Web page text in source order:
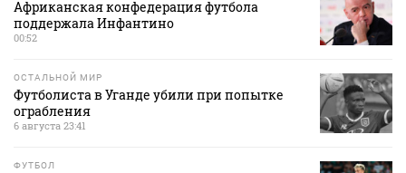
Африканская конфедерация футбола
поддержала Инфантино
00:52
ОСТАЛЬНОЙ МИР
Футболиста в Уганде убили при попытке
ограбления
6 августа 23:41
ФУТБОЛ